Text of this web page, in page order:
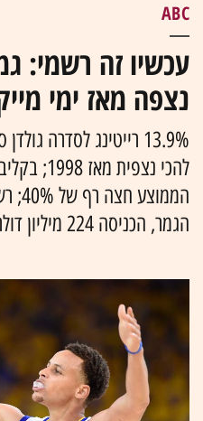
ABC
נצפה מאז ימי
13.9% רייטינג לסדרה
להכי
הגמר, הכניסה 224 מיליון דולר ממכירת פרסומות